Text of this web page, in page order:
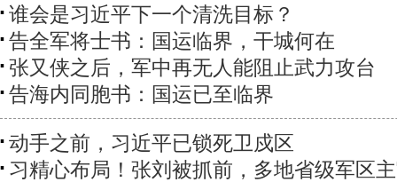
谁会是习近平下一个清洗目标？
告全军将士书：国运临界，干城何在
张又侠之后，军中再无人能阻止武力攻台
告海内同胞书：国运已至临界
动手之前，习近平已锁死卫戍区
习精心布局！张刘被抓前，多地省级军区